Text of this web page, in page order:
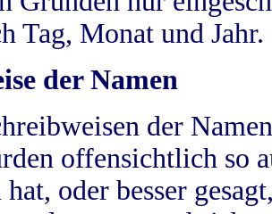
Tag, Monat und Jahr.
der Namen
der
offensichtlich so
hat, oder besser